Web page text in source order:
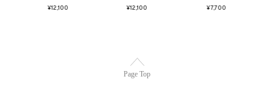
¥12,100
¥12,100
¥7,700
Page Top